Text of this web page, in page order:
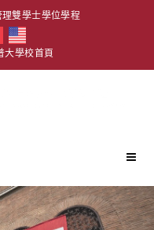
雙學士學位學程
大學校首頁